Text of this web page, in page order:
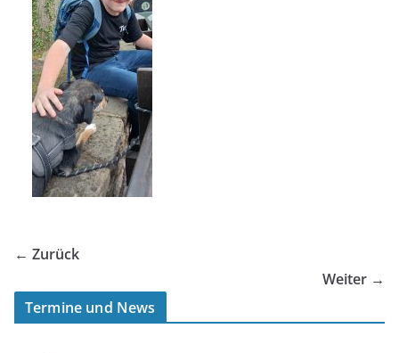
← Zurück
Weiter →
Termine und News